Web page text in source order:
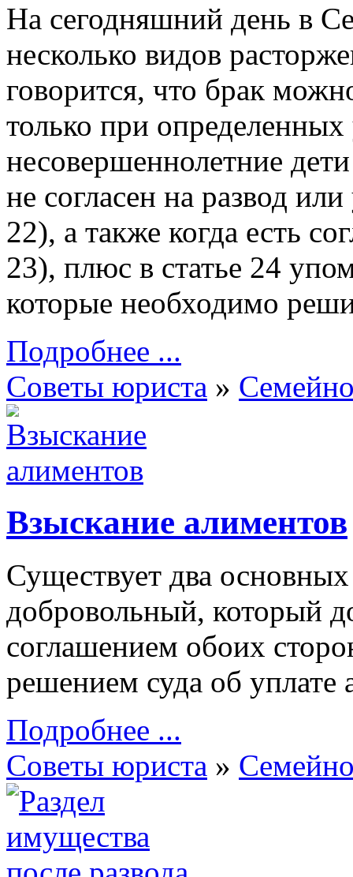
На сегодняшний день в
несколько видов
говорится, что брак
только при
несовершеннолетние
не согласен на развод
22), а также когда есть
23), плюс в статье 24
которые необходимо
Подробнее ...
Советы юриста »
Взыскание алиментов
Существует два
добровольный, который
соглашением обоих
решением суда об уплате
Подробнее ...
Советы юриста »